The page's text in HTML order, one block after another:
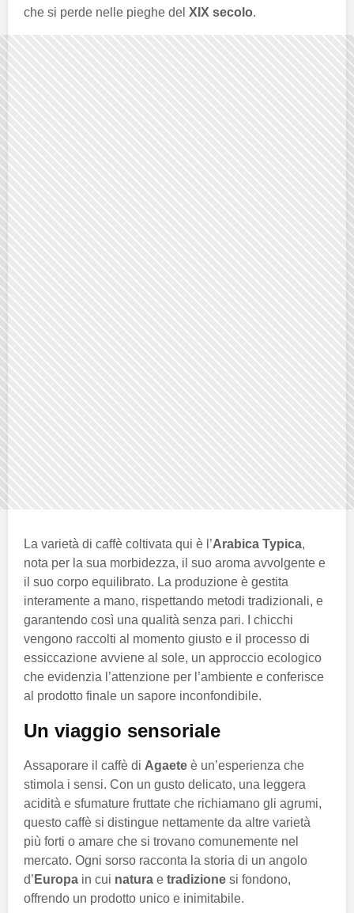
che si perde nelle pieghe del XIX secolo.
La varietà di caffè coltivata qui è l’Arabica Typica,
nota per la sua morbidezza, il suo aroma avvolgente e
il suo corpo equilibrato. La produzione è gestita
interamente a mano, rispettando metodi tradizionali, e
garantendo così una qualità senza pari. I chicchi
vengono raccolti al momento giusto e il processo di
essiccazione avviene al sole, un approccio ecologico
che evidenzia l’attenzione per l’ambiente e conferisce
al prodotto finale un sapore inconfondibile.
Un viaggio sensoriale
Assaporare il caffè di Agaete è un’esperienza che
stimola i sensi. Con un gusto delicato, una leggera
acidità e sfumature fruttate che richiamano gli agrumi,
questo caffè si distingue nettamente da altre varietà
più forti o amare che si trovano comunemente nel
mercato. Ogni sorso racconta la storia di un angolo
d’ Europa in cui natura e tradizione si fondono,
offrendo un prodotto unico e inimitabile.